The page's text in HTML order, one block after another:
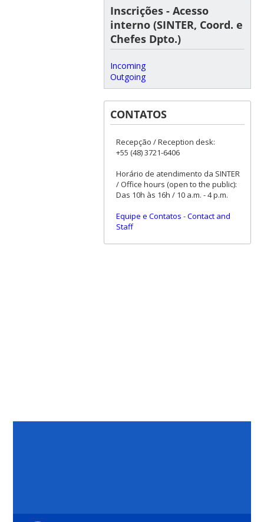
Inscrições - Acesso
interno (SINTER, Coord. e
Chefes Dpto.)
Incoming
Outgoing
CONTATOS
Recepção / Reception desk:
+55 (48) 3721-6406
Horário de atendimento da SINTER
/ Office hours (open to the public):
Das 10h às 16h / 10 a.m. - 4 p.m.
Equipe e Contatos -Contact and
Staff